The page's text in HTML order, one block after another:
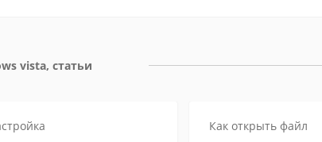
vista, статьи
Как открыть файл